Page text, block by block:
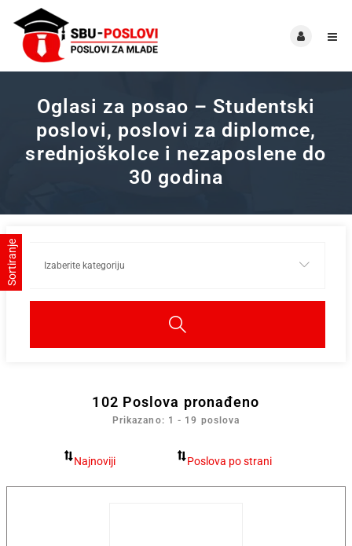
Oglasi za posao – Studentski
poslovi, poslovi za diplomce,
srednjoškolce i nezaposlene do
30 godina
102 Poslova pronađeno
Prikazano: 1 - 19 poslova